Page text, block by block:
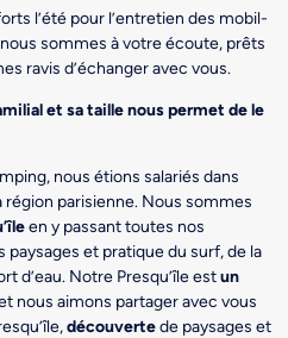
l’été pour l’entretien des mobil-
sommes à votre écoute, prêts
ravis d’échanger avec vous.
et sa taille nous permet de le
nous étions salariés dans
région parisienne. Nous sommes
en y passant toutes nos
et pratique du surf, de la
d’eau. Notre Presqu’île estun
nous aimons partager avec vous
découvertede paysages et